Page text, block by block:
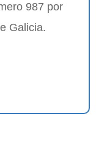
987 por
Galicia.